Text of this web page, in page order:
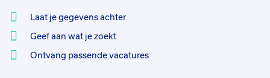
Laat je gegevens achter
Geef aan wat je zoekt
Ontvang passende vacatures